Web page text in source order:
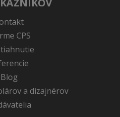
CPS
Blog
a dizajnérov